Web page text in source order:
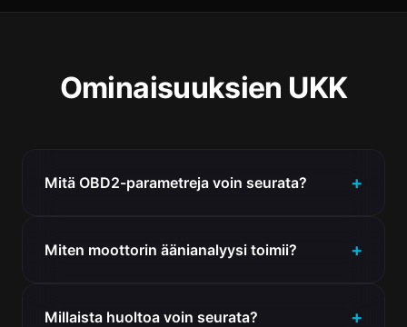
Ominaisuuksien UKK
Mitä OBD2-parametreja voin seurata?
Miten moottorin äänianalyysi toimii?
Millaista huoltoa voin seurata?